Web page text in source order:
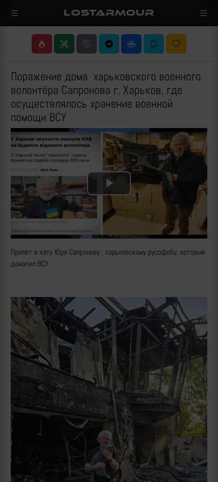
LOSTARMOUR
Поражение дома харьковского военного
волонтёра Сапронова г. Харьков, где
осуществлялось хранение военной
помощи ВСУ
Play
Video
Прилет в хату Юре Сапронову , харьковскому русофобу, который
донатил ВСУ.